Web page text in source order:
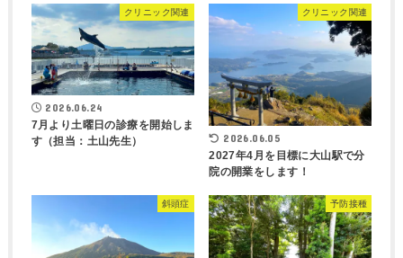
クリニック関連
2026.06.24
7月より土曜日の診療を開始しま
す（担当：土山先生）
クリニック関連
2026.06.05
2027年4月を目標に大山駅で分
院の開業をします！
斜頭症 予防接種